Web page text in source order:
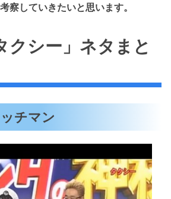
察していきたいと思います。
クシー」ネタまと
チマン